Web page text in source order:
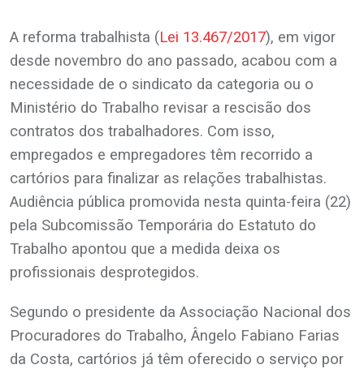
A reforma trabalhista (Lei 13.467/2017), em vigor
desde novembro do ano passado, acabou com a
necessidade de o sindicato da categoria ou o
Ministério do Trabalho revisar a rescisão dos
contratos dos trabalhadores. Com isso,
empregados e empregadores têm recorrido a
cartórios para finalizar as relações trabalhistas.
Audiência pública promovida nesta quinta-feira (22)
pela Subcomissão Temporária do Estatuto do
Trabalho apontou que a medida deixa os
profissionais desprotegidos.
Segundo o presidente da Associação Nacional dos
Procuradores do Trabalho, Ângelo Fabiano Farias
da Costa, cartórios já têm oferecido o serviço por